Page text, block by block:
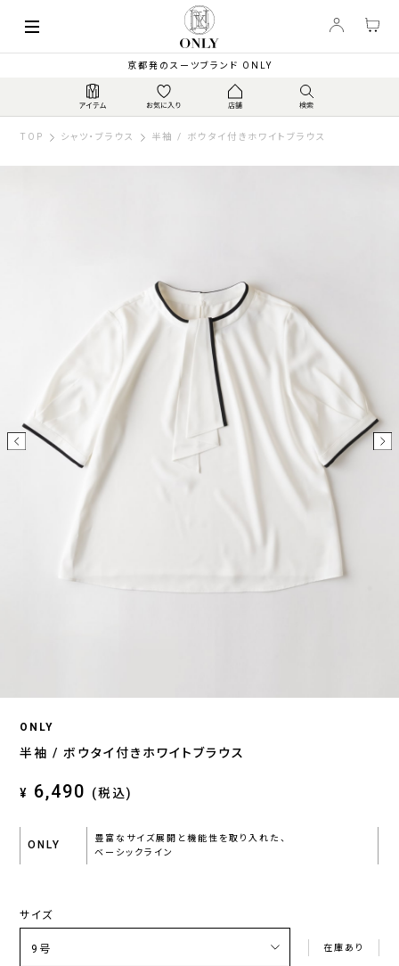
京都発のスーツブランド ONLY
TOP シャツ・ブラウス 半袖 / ボウタイ付きホワイトブラウス
ONLY
半袖 / ボウタイ付きホワイトブラウス
¥ 6,490 (税込)
ONLY
豊富なサイズ展開と機能性を取り入れた、
ベーシックライン
サイズ
在庫あり